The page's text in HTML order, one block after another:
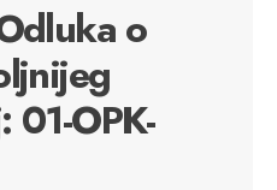
o
01-OPK-